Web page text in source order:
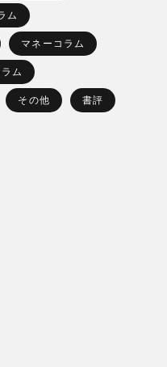
ム
マネーコラム
ム
その他 書評